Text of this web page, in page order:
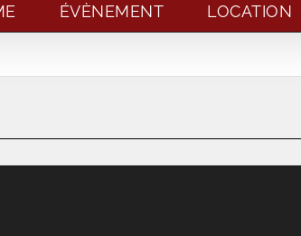
ÉVÈNEMENT LOCATION